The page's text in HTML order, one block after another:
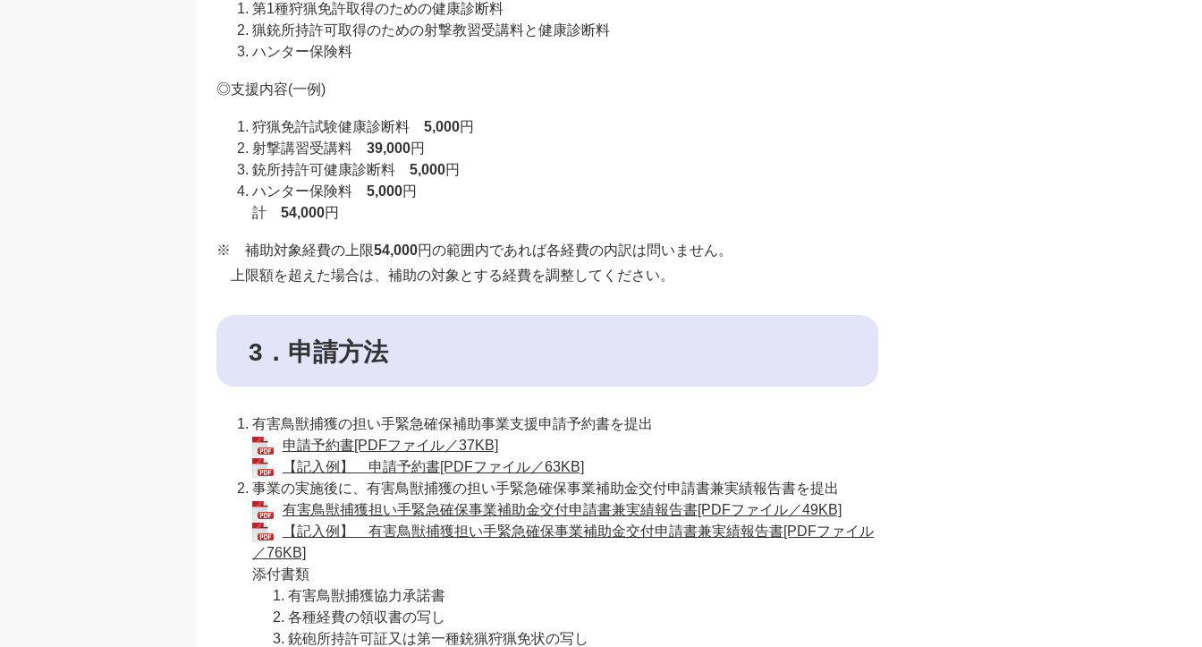
第1種狩猟免許取得のための健康診断料
猟銃所持許可取得のための射撃教習受講料と健康診断料
ハンター保険料
◎支援内容(一例)
狩猟免許試験健康診断料 5,000円
射撃講習受講料 39,000円
銃所持許可健康診断料 5,000円
ハンター保険料 5,000円
計 54,000円
※ 補助対象経費の上限54,000円の範囲内であれば各経費の内訳は問いません。
上限額を超えた場合は、補助の対象とする経費を調整してください。
3．申請方法
有害鳥獣捕獲の担い手緊急確保補助事業支援申請予約書を提出
申請予約書[PDFファイル／37KB]
【記入例】 申請予約書[PDFファイル／63KB]
事業の実施後に、有害鳥獣捕獲の担い手緊急確保事業補助金交付申請書兼実績報告書を提出
有害鳥獣捕獲担い手緊急確保事業補助金交付申請書兼実績報告書[PDFファイル／49KB]
【記入例】 有害鳥獣捕獲担い手緊急確保事業補助金交付申請書兼実績報告書​[PDFファイル
／76KB]
添付書類
有害鳥獣捕獲協力承諾書
各種経費の領収書の写し
銃砲所持許可証又は第一種銃猟狩猟免状の写し